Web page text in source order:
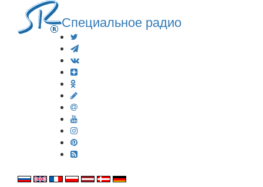
Специальное радио